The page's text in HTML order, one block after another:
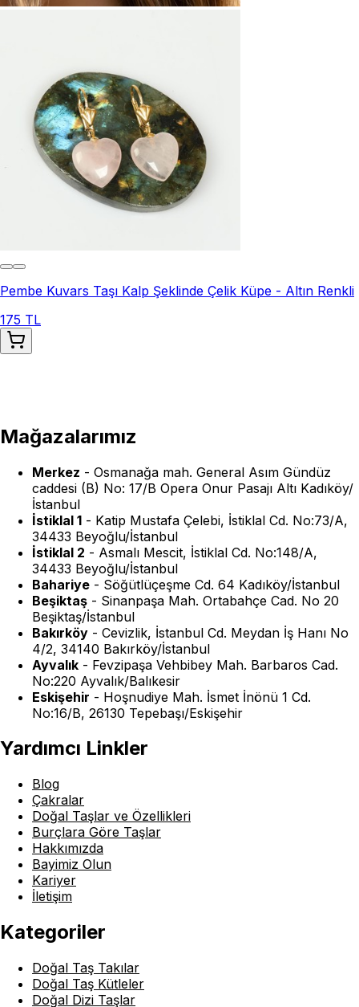
Pembe Kuvars Taşı Kalp Şeklinde Çelik Küpe - Altın Renkli
175 TL
Mağazalarımız
Merkez - Osmanağa mah. General Asım Gündüz
caddesi (B) No: 17/B Opera Onur Pasajı Altı Kadıköy/
İstanbul
İstiklal 1 - Katip Mustafa Çelebi, İstiklal Cd. No:73/A,
34433 Beyoğlu/İstanbul
İstiklal 2 - Asmalı Mescit, İstiklal Cd. No:148/A,
34433 Beyoğlu/İstanbul
Bahariye - Söğütlüçeşme Cd. 64 Kadıköy/İstanbul
Beşiktaş - Sinanpaşa Mah. Ortabahçe Cad. No 20
Beşiktaş/İstanbul
Bakırköy - Cevizlik, İstanbul Cd. Meydan İş Hanı No
4/2, 34140 Bakırköy/İstanbul
Ayvalık - Fevzipaşa Vehbibey Mah. Barbaros Cad.
No:220 Ayvalık/Balıkesir
Eskişehir - Hoşnudiye Mah. İsmet İnönü 1 Cd.
No:16/B, 26130 Tepebaşı/Eskişehir
Yardımcı Linkler
Blog
Çakralar
Doğal Taşlar ve Özellikleri
Burçlara Göre Taşlar
Hakkımızda
Bayimiz Olun
Kariyer
İletişim
Kategoriler
Doğal Taş Takılar
Doğal Taş Kütleler
Doğal Dizi Taşlar